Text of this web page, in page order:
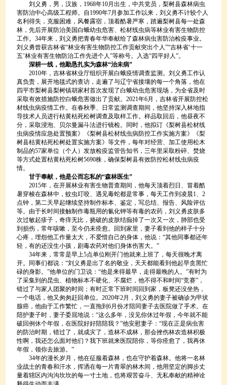
刘义勇，男，汉族，1968年10月出生，中共党员，梨树县森林病虫
害防治中心高级工程师。自1990年7月参加工作以来，刘义勇不计较个人
名利得失，克服困难，风餐露宿，顶着酷暑严寒，踏遍梨树县每一处森
林，先后开展防治美国白蛾幼虫危害、松材线虫病等林业有害生物防控
工作。34年来，刘义勇把青春年华奉献给了森林病虫害防治检疫事业。
刘义勇曾获吉林省“林业有害生物防控工作贡献突出个人”“吉林省‘十一
五’林业有害生物防治工作先进个人”等称号。入选“四平好人”。
深耕一线，他勤恳扎实为森林“治未病”
2010年，吉林省林业厅组织开展白蛾疫情调查监测。刘义勇工作认
真负责，展开地毯式的查访，走遍了与辽宁省接壤的每一个角落，他在
四平市梨树县梨树镇胡家村首次发现了白蛾幼虫危害现场，为全省及时
采取有效措施防控白蛾危害做出了贡献。2021年6月，吉林省开展防控松
材线虫病疫情工作。在春秋季、日常监测调查期间，他坚持深入林地指
导技术人员进行枯黄枯死松树调查及取样工作。样品取回后，他昼夜不
分，采取浸泡、贝尔曼漏斗法进行镜检。同时，他拟订《梨树县松材线
虫病疫情应急处置预案》《梨树县松材线虫病防控工作实施方案》《梨
树县枯黄枯死松树处置实施方案》等文件，每年对经营、加工使用松木
制品的57家单位（个人）发放检疫监管告知书，三年里采取粉碎、焚烧
等方式处置枯黄枯死松树5690株，确保梨树县有效防控松材线虫病疫
情。
甘于奉献，他是公而忘私的“森林医生”
2015年，在开展林业有害生物普查期间，他每天顶着烈日、冒着酷
暑穿梭在森林中，蚊虫叮咬、遇见毒蛇都是常事，每天工作到凌晨1、2
点钟，第二天早起继续坚持制作标本、鉴定，写总结、报告、风险评估
等。由于长时间接触制作毒瓶用的氰化钾等有毒的农药，刘义勇皮肤多
次过敏起疹子，奇痒无比，挠破的皮肤结痂掉了一次又一次，肺部也受
到损伤，常年咳嗽，至今仍未痊愈。回到家里，妻子看到他的样子十分
心疼，埋怨他工作量太大，不爱惜自己的身体，他说：“其他同事都还年
轻，有的还没生小孩，剧毒农药对他们身体伤害大。”
34年来，常常是早上5点单位刚开门他就来上班了，每天很晚才离
开。同事们都说：“刘义勇是出了名的敬业，天天都能看到他起早贪黑忙
碌的身影。”他单位的门卫说：“他是来得最早，走得最晚的人。”有时为
了采集到的昆虫、植物标本不硬化、不腐烂，他不得不和时间“竞赛”，
错过了与家人团聚的时间；有时正常下班时间回到家，板凳还没坐热，
一个电话，他又匆匆赶回单位。2020年2月，刘义勇的妻子被确诊为甲状
腺癌，他由于工作繁忙，一直拖到6月份才陪同妻子去医院做了手术。在
陪护妻子时，妻子委屈地说：“这么多年，没见你休过年假，今年就不能
破回例休个年假，在医院好好陪陪我？”他安慰妻子：“现在正是病虫害
的防治时期，错过了，就成灾了，造林不成林，那会挫伤林农造林积极
性啊，我还怎么面对他们？我下班就来医院陪你，等你痊愈了，我再休
年假，领你去旅游。”
34年的漫长岁月，他在征服着森林，也在守护着森林。他将一名林
业战士的青春和汗水，挥洒在每一片青翠的林木间，他用坚定的脚步丈
量着辖区内沟沟坎坎的每一寸土地，也将艰苦奋斗、无私奉献的精神诠